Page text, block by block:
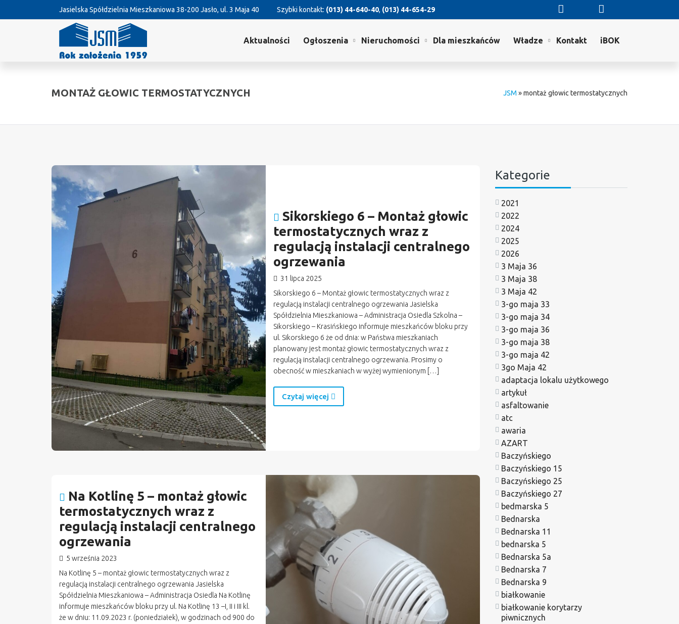
Jasielska Spółdzielnia Mieszkaniowa 38-200 Jasło, ul. 3 Maja 40 Szybki kontakt: (013) 44-640-40, (013) 44-654-29
Aktualności Ogłoszenia Nieruchomości Dla mieszkańców Władze Kontakt iBOK
MONTAŻ GŁOWIC TERMOSTATYCZNYCH JSM »montaż głowic termostatycznych
Sikorskiego 6 – Montaż głowic
termostatycznych wraz z
regulacją instalacji centralnego
ogrzewania
31 lipca 2025
Sikorskiego 6 – Montaż głowic termostatycznych wraz z
regulacją instalacji centralnego ogrzewania Jasielska
Spółdzielnia Mieszkaniowa – Administracja Osiedla Szkolna –
Sikorskiego – Krasińskiego informuje mieszkańców bloku przy
ul. Sikorskiego 6 że od dnia: w Państwa mieszkaniach
planowany jest montaż głowic termostatycznych wraz z
regulacją instalacji centralnego ogrzewania. Prosimy o
obecność w mieszkaniach w wyżej wymienionym […]
Czytaj więcej
Na Kotlinę 5 – montaż głowic
termostatycznych wraz z
regulacją instalacji centralnego
ogrzewania
5 września 2023
Na Kotlinę 5 – montaż głowic termostatycznych wraz z
regulacją instalacji centralnego ogrzewania Jasielska
Spółdzielnia Mieszkaniowa – Administracja Osiedla Na Kotlinę
informuje mieszkańców bloku przy ul. Na Kotlinę 13 –I, II i III kl.
że w dniu: 11.09.2023 r. (poniedziałek), w godzinach od 900 do
Kategorie
2021
2022
2024
2025
2026
3 Maja 36
3 Maja 38
3 Maja 42
3-go maja 33
3-go maja 34
3-go maja 36
3-go maja 38
3-go maja 42
3go Maja 42
adaptacja lokalu użytkowego
artykuł
asfaltowanie
atc
awaria
AZART
Baczyńskiego
Baczyńskiego 15
Baczyńskiego 25
Baczyńskiego 27
bedmarska 5
Bednarska
Bednarska 11
bednarska 5
Bednarska 5a
Bednarska 7
Bednarska 9
białkowanie
białkowanie korytarzy
piwnicznych